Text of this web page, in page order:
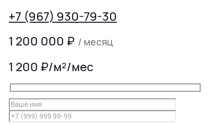
+7 (967) 930-79-30
1 200 000 ₽ / месяц
1 200 ₽/м²/мес